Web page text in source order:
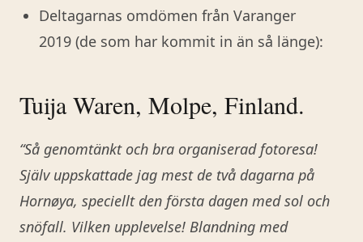
Deltagarnas omdömen från Varanger
2019 (de som har kommit in än så länge):
Tuija Waren, Molpe, Finland.
“Så genomtänkt och bra organiserad fotoresa!
Själv uppskattade jag mest de två dagarna på
Hornøya, speciellt den första dagen med sol och
snöfall. Vilken upplevelse! Blandning med